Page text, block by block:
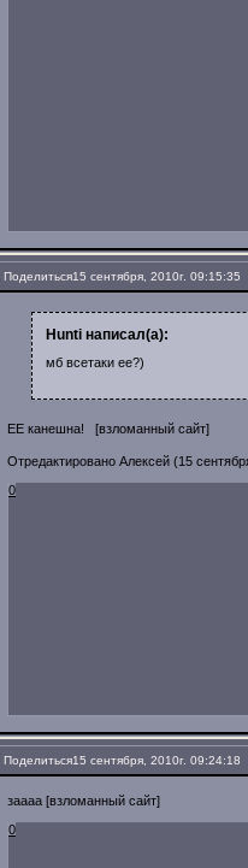
Поделиться15 сентября, 2010г. 09:15:35
Hunti написал(а):
мб всетаки ее?)
ЕЕ канешна! [взломанный сайт]
Отредактировано Алексей (15
0
Поделиться15 сентября, 2010г. 09:24:18
заааа [взломанный сайт]
0